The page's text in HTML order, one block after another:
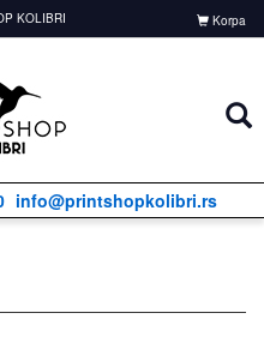
KOLIBRI Korpa
info@printshopkolibri.rs